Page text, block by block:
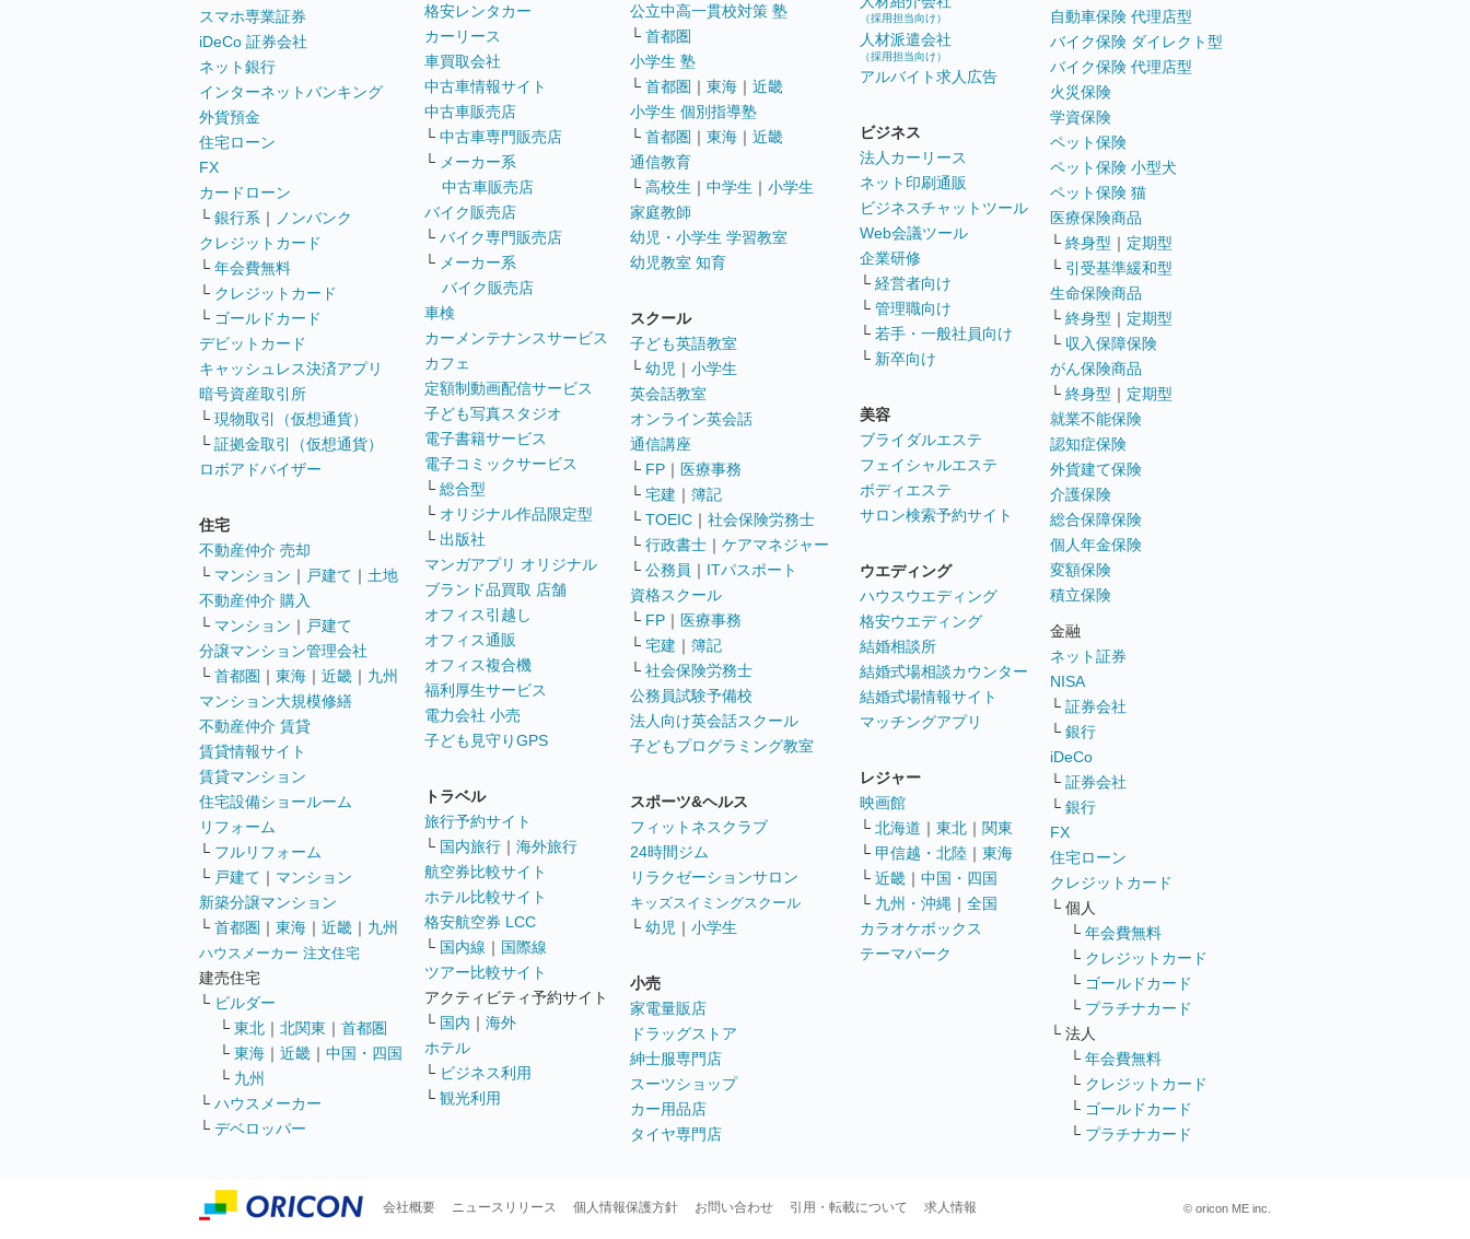
スマホ専業証券
iDeCo 証券会社
ネット銀行
インターネットバンキング
外貨預金
住宅ローン
FX
カードローン
└ 銀行系 ｜
ノンバンク
クレジットカード
└ 年会費無料
└ クレジットカード
└ ゴールドカード
デビットカード
キャッシュレス決済アプリ
暗号資産取引所
└ 現物取引（仮想通貨）
└ 証拠金取引（仮想通貨）
ロボアドバイザー
住宅
不動産仲介 売却
└ マンション ｜ 戸建て ｜ 土地
不動産仲介 購入
└ マンション ｜ 戸建て
分譲マンション管理会社
└ 首都圏 ｜ 東海 ｜ 近畿 ｜ 九州
マンション大規模修繕
不動産仲介 賃貸
賃貸情報サイト
賃貸マンション
住宅設備ショールーム
リフォーム
└ フルリフォーム
└ 戸建て ｜ マンション
新築分譲マンション
└ 首都圏 ｜ 東海 ｜ 近畿 ｜ 九州
ハウスメーカー 注文住宅
建売住宅
└ ビルダー
└ 東北 ｜ 北関東 ｜ 首都圏
└ 東海 ｜ 近畿 ｜ 中国・四国
└ 九州
└ ハウスメーカー
└ デベロッパー
格安レンタカー
カーリース
車買取会社
中古車情報サイト
中古車販売店
└ 中古車専門販売店
└ メーカー系
中古車販売店
バイク販売店
└ バイク専門販売店
└ メーカー系
バイク販売店
車検
カーメンテナンスサービス
カフェ
定額制動画配信サービス
子ども写真スタジオ
電子書籍サービス
電子コミックサービス
└ 総合型
└ オリジナル作品限定型
└ 出版社
マンガアプリ オリジナル
ブランド品買取 店舗
オフィス引越し
オフィス通販
オフィス複合機
福利厚生サービス
電力会社 小売
子ども見守りGPS
トラベル
旅行予約サイト
└ 国内旅行 ｜ 海外旅行
航空券比較サイト
ホテル比較サイト
格安航空券 LCC
└ 国内線 ｜ 国際線
ツアー比較サイト
アクティビティ予約サイト
└ 国内 ｜ 海外
ホテル
└ ビジネス利用
└ 観光利用
公立中高一貫校対策 塾
└ 首都圏
小学生 塾
└ 首都圏 ｜ 東海 ｜ 近畿
小学生 個別指導塾
└ 首都圏 ｜ 東海 ｜ 近畿
通信教育
└ 高校生 ｜ 中学生 ｜ 小学生
家庭教師
幼児・小学生 学習教室
幼児教室 知育
スクール
子ども英語教室
└ 幼児 ｜ 小学生
英会話教室
オンライン英会話
通信講座
└ FP ｜ 医療事務
└ 宅建 ｜ 簿記
└ TOEIC ｜ 社会保険労務士
└ 行政書士 ｜ ケアマネジャー
└ 公務員 ｜ ITパスポート
資格スクール
└ FP ｜ 医療事務
└ 宅建 ｜ 簿記
└ 社会保険労務士
公務員試験予備校
法人向け英会話スクール
子どもプログラミング教室
スポーツ&ヘルス
フィットネスクラブ
24時間ジム
リラクゼーションサロン
キッズスイミングスクール
└ 幼児 ｜ 小学生
小売
家電量販店
ドラッグストア
紳士服専門店
スーツショップ
カー用品店
タイヤ専門店
（採用担当向け）
人材派遣会社
（採用担当向け）
アルバイト求人広告
ビジネス
法人カーリース
ネット印刷通販
ビジネスチャットツール
Web会議ツール
企業研修
└ 経営者向け
└ 管理職向け
└ 若手・一般社員向け
└ 新卒向け
美容
ブライダルエステ
フェイシャルエステ
ボディエステ
サロン検索予約サイト
ウエディング
ハウスウエディング
格安ウエディング
結婚相談所
結婚式場相談カウンター
結婚式場情報サイト
マッチングアプリ
レジャー
映画館
└ 北海道 ｜ 東北 ｜ 関東
└ 甲信越・北陸 ｜ 東海
└ 近畿 ｜ 中国・四国
└ 九州・沖縄 ｜ 全国
カラオケボックス
テーマパーク
自動車保険 代理店型
バイク保険 ダイレクト型
バイク保険 代理店型
火災保険
学資保険
ペット保険
ペット保険 小型犬
ペット保険 猫
医療保険商品
└ 終身型 ｜ 定期型
└ 引受基準緩和型
生命保険商品
└ 終身型 ｜ 定期型
└ 収入保障保険
がん保険商品
└ 終身型 ｜ 定期型
就業不能保険
認知症保険
外貨建て保険
介護保険
総合保障保険
個人年金保険
変額保険
積立保険
金融
ネット証券
NISA
└ 証券会社
└ 銀行
iDeCo
└ 証券会社
└ 銀行
FX
住宅ローン
クレジットカード
└ 個人
└ 年会費無料
└ クレジットカード
└ ゴールドカード
└ プラチナカード
└ 法人
└ 年会費無料
└ クレジットカード
└ ゴールドカード
└ プラチナカード
会社概要 ニュースリリース 個人情報保護方針 お問い合わせ 引用・転載について 求人情報 © oricon ME inc.